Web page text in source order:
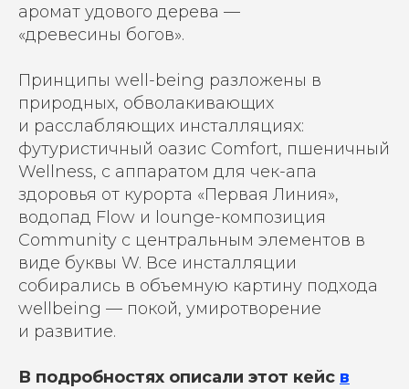
аромат удового дерева —
«древесины богов».
Принципы well-being разложены в
природных, обволакивающих
и расслабляющих инсталляциях:
футуристичный оазис Comfort, пшеничный
Wellness, с аппаратом для чек-апа
здоровья от курорта «Первая Линия»,
водопад Flow и lounge-композиция
Community с центральным элементов в
виде буквы W. Все инсталляции
собирались в объемную картину подхода
wellbeing — покой, умиротворение
и развитие.
В подробностях описали этот кейс в